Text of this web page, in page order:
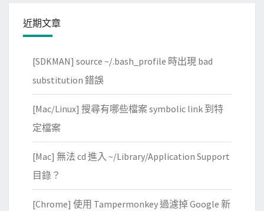
近期文章
[SDKMAN] source ~/.bash_profile 時出現 bad
substitution 錯誤
[Mac/Linux] 搜尋有哪些檔案 symbolic link 到特
定檔案
[Mac] 無法 cd 進入 ~/Library/Application Support
目錄？
[Chrome] 使用 Tampermonkey 過濾掉 Google 新